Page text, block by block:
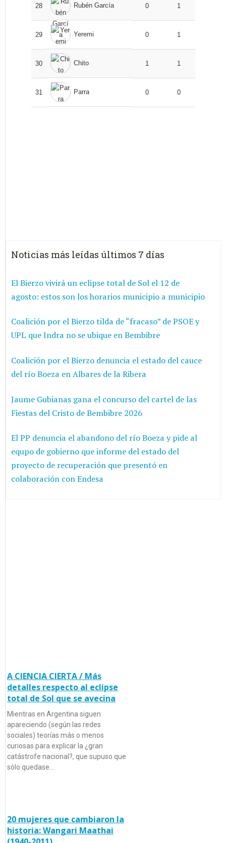
28 Rubén García 0 1
29 Yeremi 0 1
30 Chito 1 1
31 Parra 0 0
Noticias más leídas últimos 7 días
El Bierzo vivirá un eclipse total de Sol el 12 de
agosto: estos son los horarios municipio a municipio
Coalición por el Bierzo tilda de “fracaso” de PSOE y
UPL que Indra no se ubique en Bembibre
Coalición por el Bierzo denuncia el estado del cauce
del río Boeza en Albares de la Ribera
Jaume Gubianas gana el concurso del cartel de las
Fiestas del Cristo de Bembibre 2026
El PP denuncia el abandono del río Boeza y pide al
equpo de gobierno que informe del estado del
proyecto de recuperación que presentó en
colaboración con Endesa
A CIENCIA CIERTA / Más
detalles respecto al eclipse
total de Sol que se avecina
Mientras en Argentina siguen
apareciendo (según las redes
sociales) teorías más o menos
curiosas para explicar la ¿gran
catástrofe nacional?, que supuso que
sólo quedase…
20 mujeres que cambiaron la
historia: Wangari Maathai